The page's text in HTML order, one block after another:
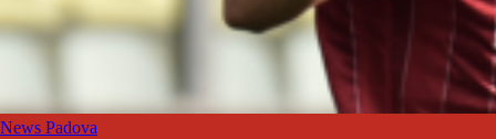
News Padova